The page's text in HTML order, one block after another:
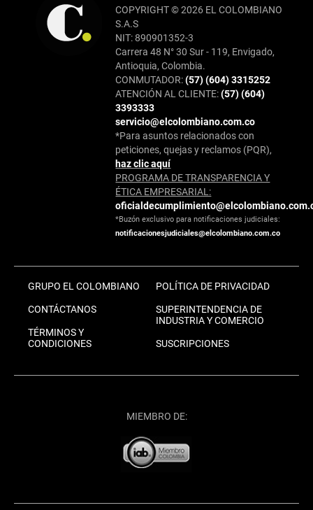
COPYRIGHT © 2026 EL COLOMBIANO
S.A.S
NIT: 890901352-3
Carrera 48 N° 30 Sur - 119, Envigado,
Antioquia, Colombia.
CONMUTADOR:(57) (604) 3315252
ATENCIÓN AL CLIENTE:(57) (604)
3393333
servicio@elcolombiano.com.co
*Para asuntos relacionados con
peticiones, quejas y reclamos (PQR),
haz clic aquí
PROGRAMA DE TRANSPARENCIA Y
ÉTICA EMPRESARIAL:
*Buzón exclusivo para notificaciones judiciales:
notificacionesjudiciales@elcolombiano.com.co
GRUPO EL COLOMBIANO
CONTÁCTANOS
TÉRMINOS Y
CONDICIONES
POLÍTICA DE PRIVACIDAD
SUPERINTENDENCIA DE
INDUSTRIA Y COMERCIO
SUSCRIPCIONES
MIEMBRO DE: